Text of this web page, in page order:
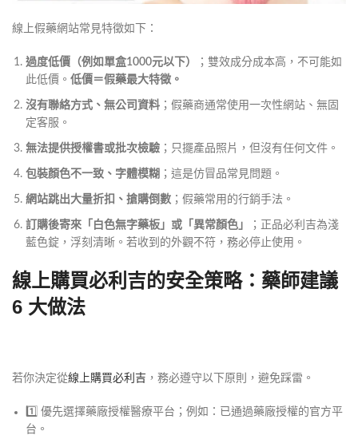
線上假藥網站常見特徵如下：
過度低價（例如單盒1000元以下）
；雙效成分成本高，不可能如
此低價。 低價＝假藥最大特徵。
沒有聯絡方式、無公司資料 ；假藥商通常使用一次性網站、無固
定客服。
無法提供授權書或批次檢驗 ；只擺產品照片，但沒有任何文件。
包裝顏色不一致、字體模糊 ；這是仿冒品常見問題。
網站跳出大量折扣、搶購倒數 ；假藥常用的行銷手法。
訂購後寄來「白色無字藥板」或「異常顏色」
；正品必利吉為淺
藍色錠，浮刻清晰。若收到的外觀不符，務必停止使用。
線上購買必利吉的安全策略：藥師建議
6 大做法
若你決定從線上購買必利吉 ，務必遵守以下原則，避免踩雷。
1️⃣ 優先選擇藥廠授權醫療平台；例如：已通過藥廠授權的官方平
台。